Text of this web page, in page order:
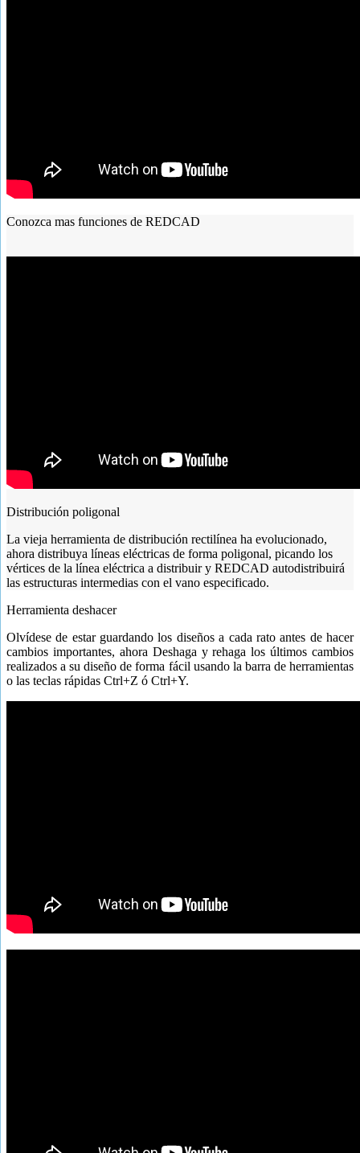
Conozca mas funciones de REDCAD
Distribución poligonal
La vieja herramienta de distribución rectilínea ha evolucionado,
ahora distribuya líneas eléctricas de forma poligonal, picando los
vértices de la línea eléctrica a distribuir y REDCAD autodistribuirá
las estructuras intermedias con el vano especificado.
Herramienta deshacer
Olvídese de estar guardando los diseños a cada rato antes de hacer
cambios importantes, ahora Deshaga y rehaga los últimos cambios
realizados a su diseño de forma fácil usando la barra de herramientas
o las teclas rápidas Ctrl+Z ó Ctrl+Y.